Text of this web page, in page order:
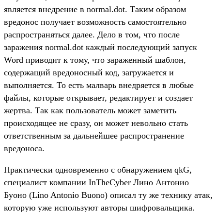
является внедрение в normal.dot. Таким образом
вредонос получает возможность самостоятельно
распространяться далее. Дело в том, что после
заражения normal.dot каждый последующий запуск
Word приводит к тому, что зараженный шаблон,
содержащий вредоносный код, загружается и
выполняется. То есть малварь внедряется в любые
файлы, которые открывает, редактирует и создает
жертва. Так как пользователь может заметить
происходящее не сразу, он может невольно стать
ответственным за дальнейшее распространение
вредоноса.
Практически одновременно с обнаружением qkG,
специалист компании InTheCyber Лино Антонио
Буоно (Lino Antonio Buono) описал ту же технику атак,
которую уже используют авторы шифровальщика.